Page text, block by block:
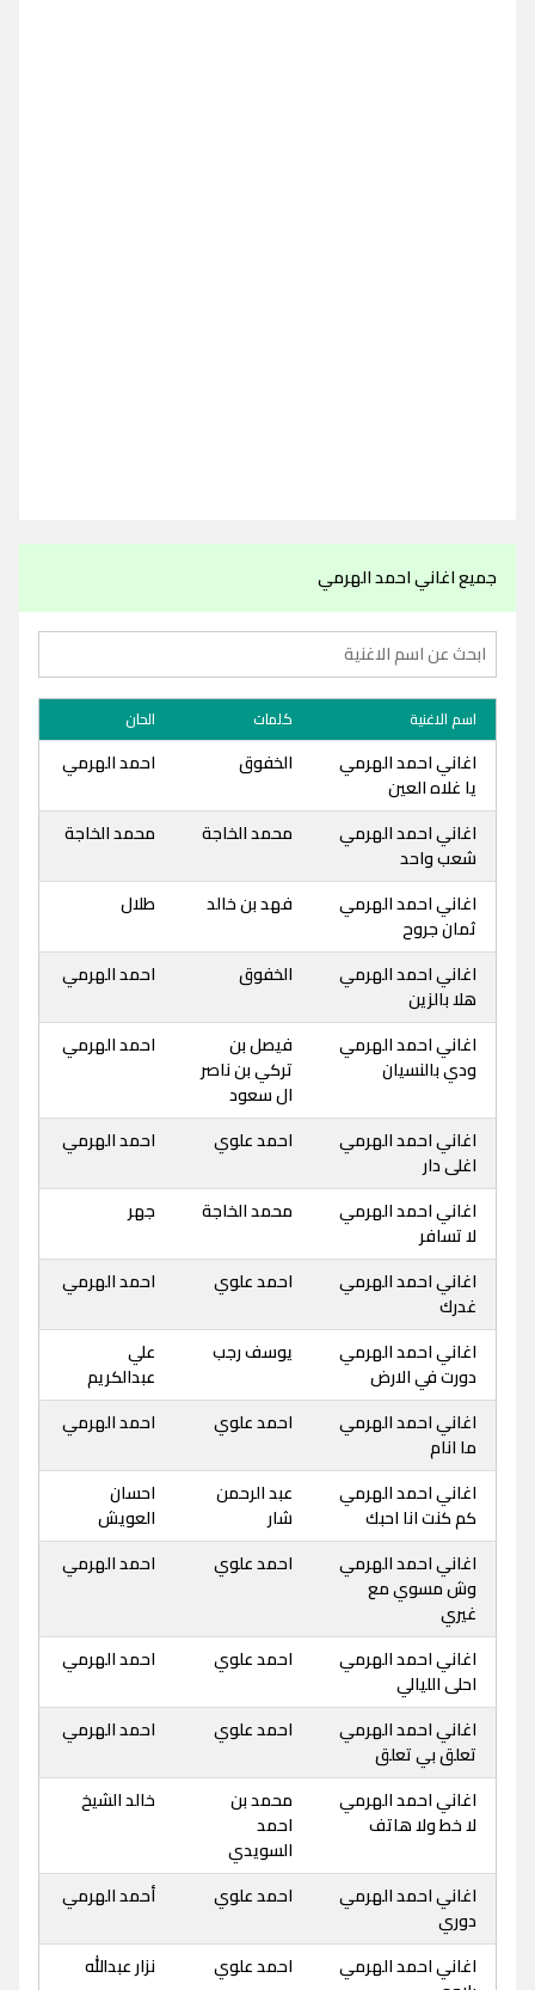
جميع اغاني احمد الهرمي
اسم الاغنية كلمات الحان
اغاني احمد الهرمي
يا غلاه العين
الخفوق احمد الهرمي
اغاني احمد الهرمي
شعب واحد
محمد الخاجة محمد الخاجة
اغاني احمد الهرمي
ثمان جروح
فهد بن خالد طلال
اغاني احمد الهرمي
هلا بالزين
الخفوق احمد الهرمي
اغاني احمد الهرمي
ودي بالنسيان
فيصل بن
تركي بن ناصر
ال سعود
احمد الهرمي
اغاني احمد الهرمي
اغلى دار
احمد علوي احمد الهرمي
اغاني احمد الهرمي
لا تسافر
محمد الخاجة جهر
اغاني احمد الهرمي
غدرك
احمد علوي احمد الهرمي
اغاني احمد الهرمي
دورت في الارض
يوسف رجب
علي
عبدالكريم
اغاني احمد الهرمي
ما انام
احمد علوي احمد الهرمي
اغاني احمد الهرمي
كم كنت انا احبك
عبد الرحمن
شار
احسان
العويش
اغاني احمد الهرمي
وش مسوي مع
غيري
احمد علوي احمد الهرمي
اغاني احمد الهرمي
احلى الليالي
احمد علوي احمد الهرمي
اغاني احمد الهرمي
تعلق بي تعلق
احمد علوي احمد الهرمي
اغاني احمد الهرمي
لا خط ولا هاتف
محمد بن
احمد
السويدي
خالد الشيخ
اغاني احمد الهرمي
دوري
احمد علوي أحمد الهرمي
اغاني احمد الهرمي
احمد علوي نزار عبدالله